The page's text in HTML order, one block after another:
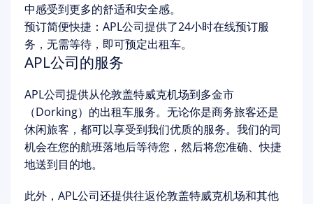
中感受到更多的舒适和安全感。
预订简便快捷：APL公司提供了24小时在线预订服
务，无需等待，即可预定出租车。
APL公司的服务
APL公司提供从伦敦盖特威克机场到多金市
（Dorking）的出租车服务。无论你是商务旅客还是
休闲旅客，都可以享受到我们优质的服务。我们的司
机会在您的航班落地后等待您，然后将您准确、快捷
地送到目的地。
此外，APL公司还提供往返伦敦盖特威克机场和其他